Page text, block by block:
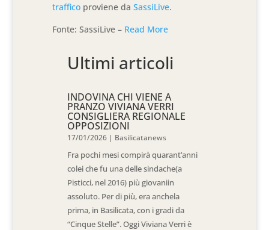
traffico proviene daSassiLive.
Fonte: SassiLive – Read More
Ultimi articoli
INDOVINA CHI VIENE A
PRANZO VIVIANA VERRI
CONSIGLIERA REGIONALE
OPPOSIZIONI
17/01/2026 | Basilicatanews
Fra pochi mesi compirà quarant’anni
colei che fu una delle sindache(a
Pisticci, nel 2016) più giovaniin
assoluto. Per di più, era anchela
prima, in Basilicata, con i gradi da
“Cinque Stelle”. Oggi Viviana Verri è